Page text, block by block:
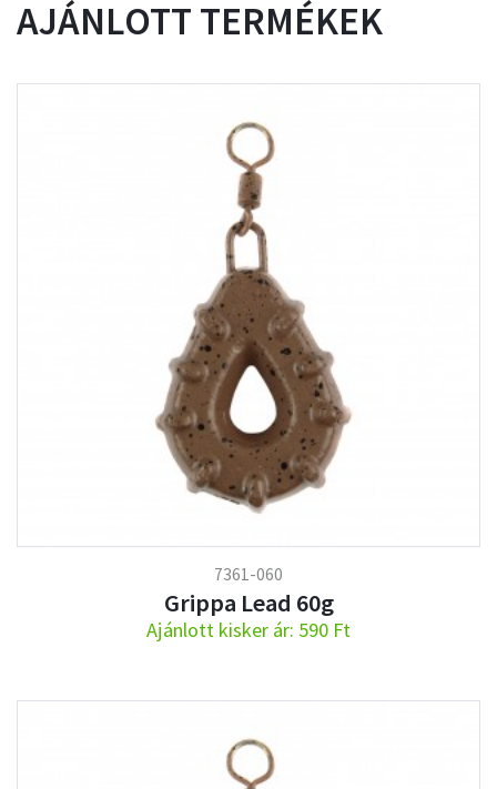
AJÁNLOTT TERMÉKEK
7361-060
Grippa Lead 60g
Ajánlott kisker ár: 590 Ft